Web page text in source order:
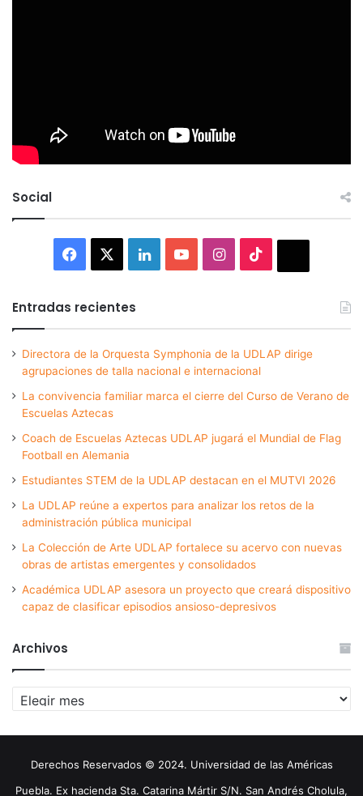
Social
Facebook LinkedInYouTubeInstagram
Entradas recientes
Directora de la Orquesta Symphonia de la UDLAP dirige
agrupaciones de talla nacional e internacional
La convivencia familiar marca el cierre del Curso de Verano de
Escuelas Aztecas
Coach de Escuelas Aztecas UDLAP jugará el Mundial de Flag
Football en Alemania
Estudiantes STEM de la UDLAP destacan en el MUTVI 2026
La UDLAP reúne a expertos para analizar los retos de la
administración pública municipal
La Colección de Arte UDLAP fortalece su acervo con nuevas
obras de artistas emergentes y consolidados
Académica UDLAP asesora un proyecto que creará dispositivo
capaz de clasificar episodios ansioso-depresivos
Archivos
Archivos
Derechos Reservados © 2024. Universidad de las Américas
Puebla. Ex hacienda Sta. Catarina Mártir S/N. San Andrés Cholula,